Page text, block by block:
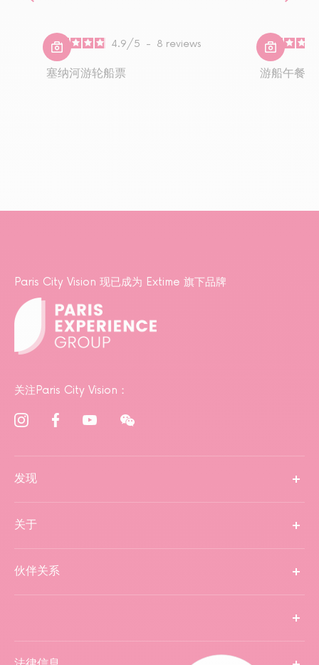
4.9/5 - 8 reviews
塞纳河游轮船票 游船午餐
Paris City Vision 现已成为 Extime 旗下品牌
关注Paris City Vision：
发现
关于
伙伴关系